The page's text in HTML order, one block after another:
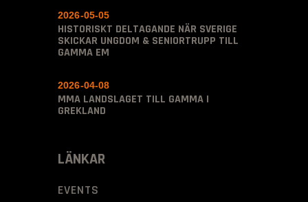
HISTORISKT DELTAGANDE NÄR SVERIGE
SKICKAR UNGDOM & SENIORTRUPP TILL
GAMMA EM
2026-05-05
MMA LANDSLAGET TILL GAMMA I
GREKLAND
2026-04-08
LÄNKAR
EVENTS